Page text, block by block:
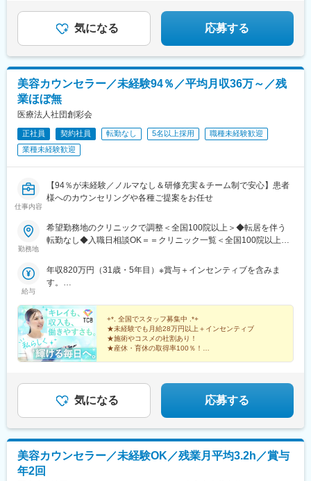
煙対策】屋内原則禁煙
前駅、江坂駅、心斎橋駅、京都駅、烏丸駅、三ノ宮駅、姫路駅、
近鉄奈良駅、和歌山駅、草津駅(滋賀県)、徳山駅、立町駅、福山
駅、県庁前駅(沖縄県)、新宿西口駅、新宿駅(東京メトロ)、学習院
下駅、東池袋駅、日比谷駅、銀座駅、岩本町駅、立川駅、京王八
王子駅、高輪台駅、奥沢駅、神奈川駅、平沼橋駅、京急川崎駅、
石上駅、新越谷駅、宇都宮駅東口駅、新千葉駅、栄町駅(千葉県)、
船橋駅、札幌駅、仙台駅(地下鉄)、曽根田駅、栄駅(愛知県)、名古
屋駅、西高蔵駅、新豊田駅、新豊橋駅、岐阜駅、新静岡駅、浜松
駅、三島田町駅、市役所前駅(長野県)、金沢駅、あすなろう四日市
阿部野橋駅、四ツ橋駅、七条駅、四条駅(京都市営)、三宮駅(神戸
新交通)、山陽姫路駅、田中口駅、八丁堀駅(広島県)、高松築港
県)、東比恵駅、鹿児島中央駅、水道町駅、五島町駅、旭橋駅、西
早稲田駅、末広町駅(東京都)、立川南駅、高輪ゲートウェイ駅、九
り駅、三島駅、七ツ屋駅、富山駅、福井城址大名町駅、なんば駅
(南海線)、大阪駅、天王寺駅、西大橋駅、五条駅(京都市営)、京都
駅、はりまや橋駅、旦過駅、高見橋駅、熊本城・市役所前駅、長
崎駅(長崎県)、美栄橋駅
気になる 応募する
美容カウンセラー／未経験94％／平均月収36万～／残
業ほぼ無
医療法人社団創彩会
正社員 契約社員 転勤なし 5名以上採用
職種未経験歓迎
業種未経験歓迎
仕事内容
【94％が未経験／ノルマなし＆研修充実＆チーム制で安心】患者
様へのカウンセリングや各種ご提案をお任せ
勤務地
希望勤務地のクリニックで調整＜全国100院以上＞◆転居を伴う
転勤なし◆入職日相談OK＝＝クリニック一覧＜全国100院以上展
岡院、秋田院、山形院、仙台駅前院、福島院、郡山院など【関
東】新宿東口院、池袋駅前院、品川院、秋葉原院、町田院、八王
院、水戸院、つくば院、宇都宮院、高崎院、前橋院など【中部】
名古屋栄院、岐阜院、静岡院、浜松院、三島院、新潟院、金沢
院、福井院、富山院、長野院、松本院、山梨甲府駅前院など【近
畿】大阪駅前院、天王寺院、京都駅前院、奈良院、姫路院、神戸
院、和歌山院、四日市院など【中四国】広島院、福山院、松山
院、高松院、高知院、徳島院、松江院、周南徳山駅ビル院【九
院、鹿児島院、那覇院など※受動喫煙対策あり
給与
年収820万円（31歳・5年目）※賞与＋インセンティブを含みま
す。
す。
+*. 全国でスタッフ募集中 .*+
★未経験でも月給28万円以上＋インセンティブ
★施術やコスメの社割あり！
★産休・育休の取得率100％！
気になる 応募する
美容カウンセラー／未経験OK／残業月平均3.2h／賞与
年2回